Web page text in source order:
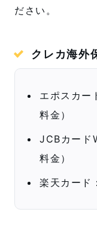
ださい。
クレカ海外
エポスカー
料金）
JCBカード
料金）
楽天カード